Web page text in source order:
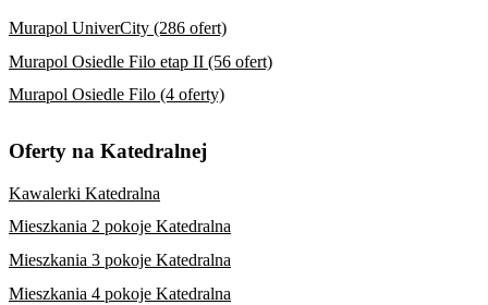
Murapol UniverCity (286 ofert)
Murapol Osiedle Filo etap II (56 ofert)
Murapol Osiedle Filo (4 oferty)
Oferty na Katedralnej
Kawalerki Katedralna
Mieszkania 2 pokoje Katedralna
Mieszkania 3 pokoje Katedralna
Mieszkania 4 pokoje Katedralna